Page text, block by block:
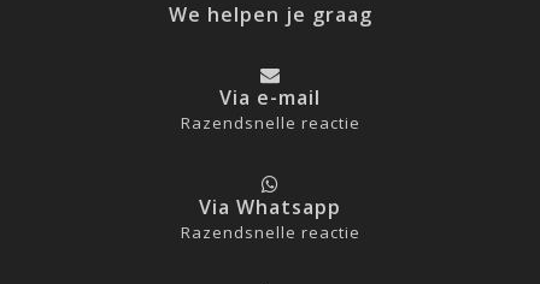
We helpen je graag
Via e-mail
Razendsnelle reactie
Via Whatsapp
Razendsnelle reactie